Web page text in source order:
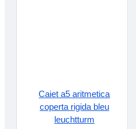
Caiet a5 aritmetica
coperta rigida bleu
leuchtturm